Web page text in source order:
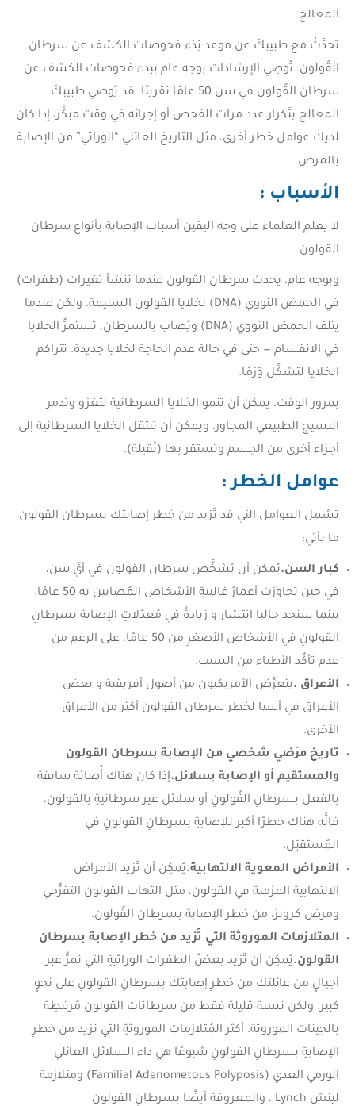
المعالج.
تحدَّثْ مع طبيبكَ عن موعد بَدْء فحوصات الكشف عن سرطان
القُولون. تُوصِي الإرشادات بوجه عام ببدء فحوصات الكشف عن
سرطان القُولون في سن 50 عامًا تقريبًا. قد يُوصي طبيبكَ
المعالج بتَكرار عدد مرات الفحص أو إجرائه في وقت مبكِّر، إذا كان
لديك عوامل خطر أخرى، مثل التاريخ العائلي “الوراثي” من الإصابة
بالمرض.
الأسباب :
لا يعلم العلماء على وجه اليقين أسباب الإصابة بأنواع سرطان
القولون.
وبوجه عام، يحدث سرطان القولون عندما تنشأ تغيرات (طفرات)
في الحمض النووي (DNA) لخلايا القولون السليمة. ولكن عندما
يتلف الحمض النووي (DNA) ويُصاب بالسرطان، تستمرُّ الخلايا
في الانقسام — حتى في حالة عدم الحاجة لخلايا جديدة. تتراكم
الخلايا لتشكِّل وَرَمًا.
بمرور الوقت، يمكن أن تنمو الخلايا السرطانية لتغزو وتدمر
النسيج الطبيعي المجاور. ويمكن أن تنتقل الخلايا السرطانية إلى
أجزاء أخرى من الجسم وتستقر بها (نَقيلة).
عوامل الخطر:
تشمل العوامل التي قد تَزيد من خطر إصابتكَ بسرطان القولون
ما يأتي:
كبار السن.يُمكن أن يُشخَّص سرطان القولون في أيِّ سن،
في حين تجاوزت أعمارُ غالبيةِ الأشخاصِ المُصابين به 50 عامًا.
بينما سنجد حاليا انتشار و زيادةً في مُعدّلاتِ الإصابةِ بسرطانِ
القولونِ في الأشخاصِ الأصغرِ من 50 عامًا، على الرغمِ من
عدم تأكُد الأطباء من السبب.
الأعراق .يتعرَّض الأمريكيون من أصول أفريقية و بعض
الأعراق في أسيا لخطر سرطان القولون أكثر من الأعراق
الأخرى.
تاريخ مرَضي شخصي من الإصابة بسرطان القولون
والمستقيم أو الإصابة بسلائل.إذا كان هناك أُصِابْة سابقة
بالفعل بسرطانِ القُولونِ أو سلائل غير سرطانيةٍ بالقولون،
فإنَّه هناك خطرًا أكبر للإصابةِ بسرطانِ القولونِ في
المُستقبَل.
الأمراض المعوية الالتهابية.يُمكِن أن تَزيد الأمراض
الالتهابية المزمنة في القولون، مثل التهاب القولون التقرُّحي
ومرض كرونز، من خطر الإصابة بسرطان القُولون.
المتلازمات الموروثة التي تَزيد من خطر الإصابة بسرطان
القولون.يُمكِن أن تَزيد بعضُ الطفراتِ الوراثيةِ التي تمرُّ عبر
أجيالٍ من عائلتكَ من خطرِ إصابتكَ بسرطانِ القولونِ على نحوٍ
كبير. ولكن نسبة قليلة فقط من سرطانات القولون مُرتبطِة
بالجينات الموروثة. أكثر المُتلازماتِ الموروثةِ التي تزيد من خطرِ
الإصابةِ بسرطانِ القولونِ شيوعًا هي داء السلائل العائلي
الورمي الغدي (Familial Adenometous Polyposis) ومتلازمة
لينش Lynch ، والمعروفة أيضًا بسرطانِ القولون